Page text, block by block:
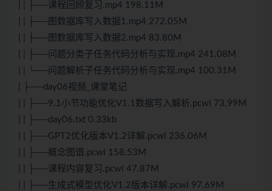
| | ├──课程回顾复习.mp4 198.11M
| | ├──图数据库写入数据1.mp4 272.05M
| | ├──图数据库写入数据2.mp4 83.80M
| | ├──问题分类子任务代码分析与实现.mp4 241.08M
| | └──问题解析子任务代码分析与实现.mp4 100.31M
| ├──day06视频_课堂笔记
| | ├──9.1小节功能优化V1.1数据写入解析.pcwl 73.99M
| | ├──day06.txt 0.33kb
| | ├──GPT2优化版本V1.2详解.pcwl 236.06M
| | ├──概念图谱.pcwl 158.53M
| | ├──课程内容复习.pcwl 47.87M
| | ├──生成式模型优化V1.2版本详解.pcwl 97.69M